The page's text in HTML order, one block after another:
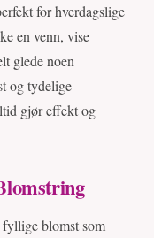
for hverdagslige
en venn, vise
glede noen
og tydelige
gjør effekt og
fyllige blomst som